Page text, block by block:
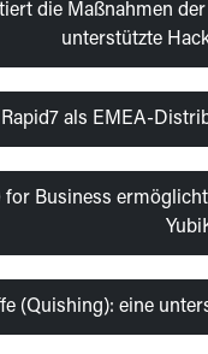
die Maßnahmen
unterstützte
als EMEA-
for Business
(Quishing): eine